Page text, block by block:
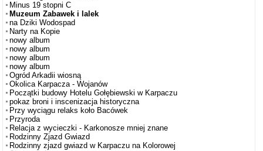
Minus 19 stopni C
Muzeum Zabawek i lalek
na Dziki Wodospad
Narty na Kopie
nowy album
nowy album
nowy album
nowy album
Ogród Arkadii wiosną
Okolica Karpacza - Wojanów
Początki budowy Hotelu Gołębiewski w Karpaczu
pokaz broni i inscenizacja historyczna
Przy wyciągu relaks koło Bacówek
Przyroda
Relacja z wycieczki - Karkonosze mniej znane
Rodzinny Zjazd Gwiazd
Rodzinny zjazd gwiazd w Karpaczu na Kolorowej